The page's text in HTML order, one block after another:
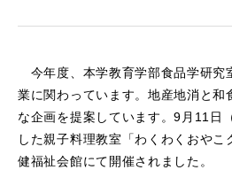
今年度、本学教育学部食品学研究
業に関わっています。地産地消と和
な企画を提案しています。9月11日
した親子料理教室「わくわくおや
健福祉会館にて開催されました。